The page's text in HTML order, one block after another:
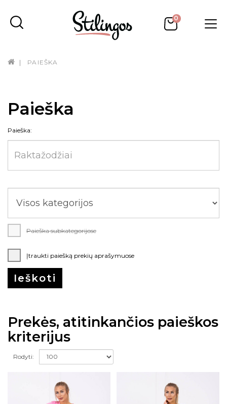
0
PAIEŠKA
Paieška
Paieška:
Paieška subkategorijose
Įtraukti paiešką prekių aprašymuose
Prekės, atitinkančios paieškos
kriterijus
Rodyti: